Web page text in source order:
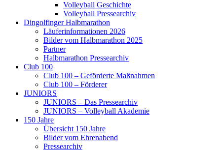
Volleyball Geschichte
Volleyball Pressearchiv
Dingolfinger Halbmarathon
Läuferinformationen 2026
Bilder vom Halbmarathon 2025
Partner
Halbmarathon Pressearchiv
Club 100
Club 100 – Geförderte Maßnahmen
Club 100 – Förderer
JUNIORS
JUNIORS – Das Pressearchiv
JUNIORS – Volleyball Akademie
150 Jahre
Übersicht 150 Jahre
Bilder vom Ehrenabend
Pressearchiv